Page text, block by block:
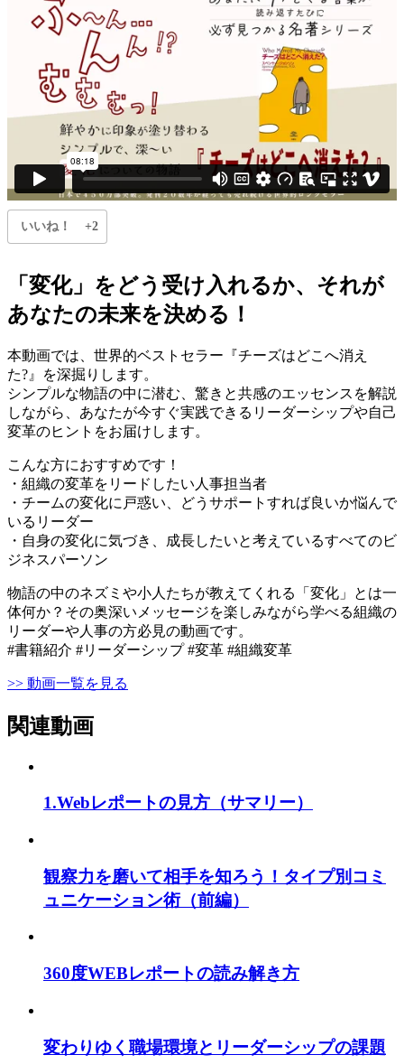
いいね！ +2
「変化」をどう受け入れるか、それが
あなたの未来を決める！
本動画では、世界的ベストセラー『チーズはどこへ消え
た?』を深掘りします。
シンプルな物語の中に潜む、驚きと共感のエッセンスを解説
しながら、あなたが今すぐ実践できるリーダーシップや自己
変革のヒントをお届けします。
こんな方におすすめです！
・組織の変革をリードしたい人事担当者
・チームの変化に戸惑い、どうサポートすれば良いか悩んで
いるリーダー
・自身の変化に気づき、成長したいと考えているすべてのビ
ジネスパーソン
物語の中のネズミや小人たちが教えてくれる「変化」とは一
体何か？その奥深いメッセージを楽しみながら学べる組織の
リーダーや人事の方必見の動画です。
#書籍紹介 #リーダーシップ #変革 #組織変革
>> 動画一覧を見る
関連動画
1.Webレポートの見方（サマリー）
観察力を磨いて相手を知ろう！タイプ別コミ
ュニケーション術（前編）
360度WEBレポートの読み解き方
変わりゆく職場環境とリーダーシップの課題